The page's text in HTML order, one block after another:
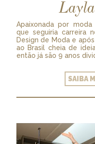
Apaixonada por
que seguiria carreira
Design de Moda e
ao Brasil cheia de
então já são 9 anos
SAIBA